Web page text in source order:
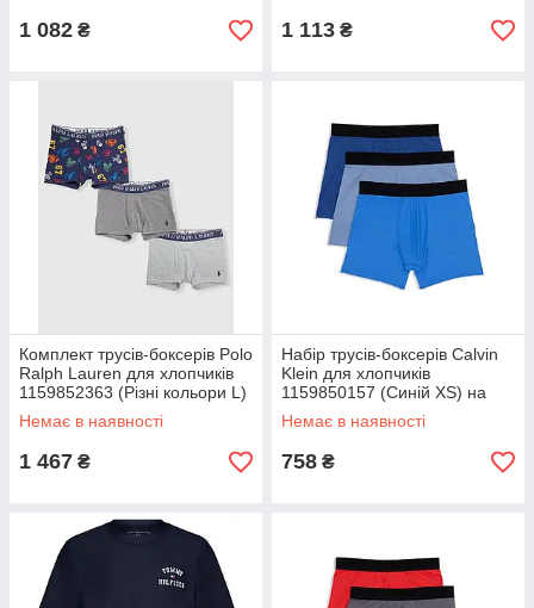
1 082 ₴ 1 113 ₴
Комплект трусів-боксерів Polo
Ralph Lauren для хлопчиків
1159852363 (Різні кольори L)
на зріст 150-161 см
Немає в наявності
1 467 ₴
Набір трусів-боксерів Calvin
Klein для хлопчиків
1159850157 (Синій XS) на
зріст 99-112 см
Немає в наявності
758 ₴